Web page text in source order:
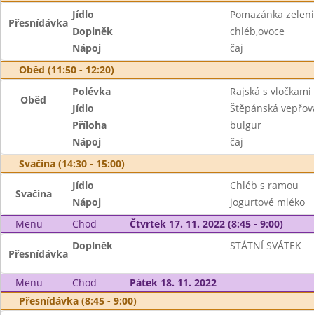
Přesnídávka
Jídlo
Pomazánka
Doplněk
chléb,ovoce
Nápoj
čaj
Oběd (11:50 - 12:20)
Oběd
Polévka
Rajská s vločkami
Jídlo
Štěpánská
Příloha
bulgur
Nápoj
čaj
Svačina (14:30 - 15:00)
Svačina
Jídlo
Chléb s ramou
Nápoj
jogurtové mléko
Menu
Chod Čtvrtek 17. 11. 2022 (8:45 - 9:00)
Přesnídávka
Doplněk STÁTNÍ SVÁTEK
Menu Chod
Pátek 18. 11. 2022
Přesnídávka (8:45 - 9:00)